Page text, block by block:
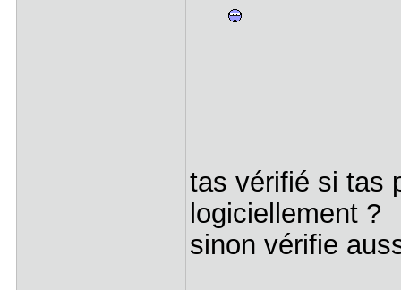
tas vérifié si tas
logiciellement ?
sinon vérifie